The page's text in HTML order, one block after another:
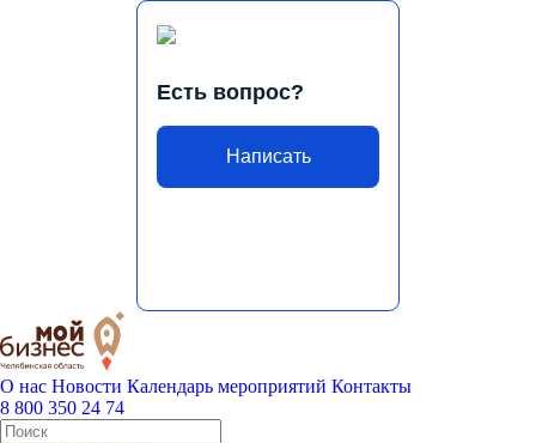
Есть вопрос?
Написать
О нас Новости Календарь мероприятий Контакты
8 800 350 24 74